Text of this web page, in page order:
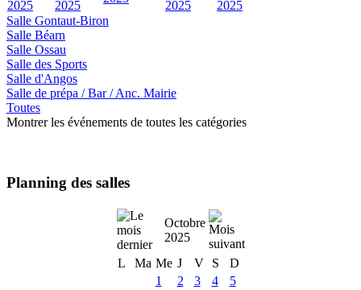
2025
2025
2025
2025
Salle Gontaut-Biron
Salle Béarn
Salle Ossau
Salle des Sports
Salle d'Angos
Salle de prépa / Bar / Anc. Mairie
Toutes
Montrer les événements de toutes les catégories
Planning des salles
Octobre
2025
L
Ma Me J V S
D
1
2 3 4
5